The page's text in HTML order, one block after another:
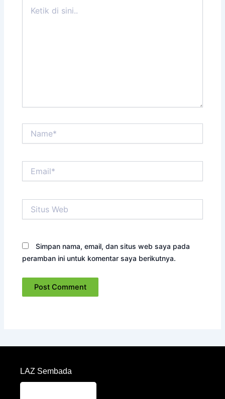
Web
Simpan nama, email, dan situs web saya pada
peramban ini untuk komentar saya berikutnya.
LAZ Sembada